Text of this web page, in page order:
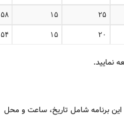
۲۵ ۱۵ ۵۸
۲۰ ۱۵ ۵۴
نمایید.
این برنامه شامل تاریخ، ساعت و محل